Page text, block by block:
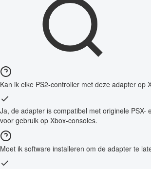
Kan ik elke PS2-controller met deze adapter op
Ja, de adapter is compatibel met originele PSX-
voor gebruik op Xbox-consoles.
Moet ik software installeren om de adapter te